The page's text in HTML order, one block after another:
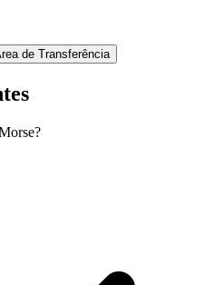
de Transferência